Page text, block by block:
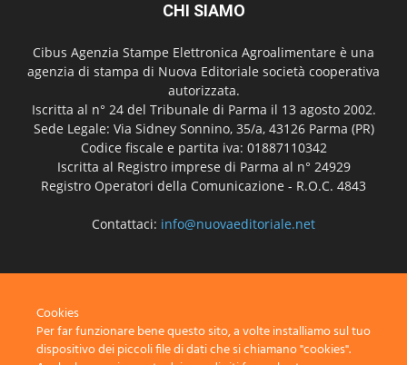
CHI SIAMO
Cibus Agenzia Stampe Elettronica Agroalimentare è una
agenzia di stampa di Nuova Editoriale società cooperativa
autorizzata.
Iscritta al n° 24 del Tribunale di Parma il 13 agosto 2002.
Sede Legale: Via Sidney Sonnino, 35/a, 43126 Parma (PR)
Codice fiscale e partita iva: 01887110342
Iscritta al Registro imprese di Parma al n° 24929
Registro Operatori della Comunicazione - R.O.C. 4843
Contattaci: info@nuovaeditoriale.net
Cookies
Per far funzionare bene questo sito, a volte installiamo sul tuo
dispositivo dei piccoli file di dati che si chiamano "cookies".